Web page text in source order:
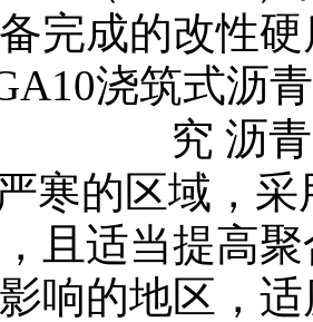
完成的改性
寒的区域，
且适当提高
响的地区，